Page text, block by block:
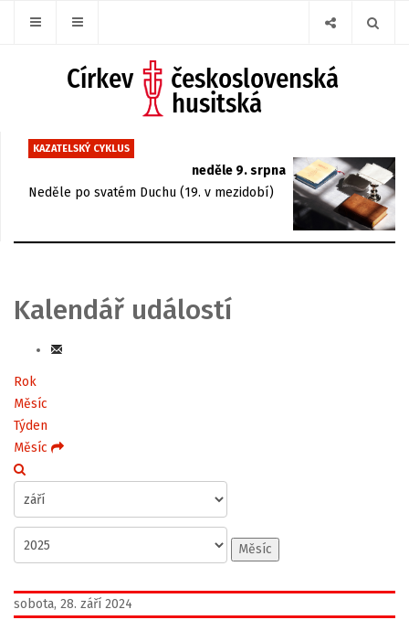
KAZATELSKÝ CYKLUS
neděle 9. srpna
Neděle po svatém Duchu (19. v mezidobí)
Kalendář událostí
Rok
Měsíc
Týden
Měsíc
Měsíc
sobota, 28. září 2024